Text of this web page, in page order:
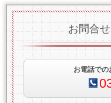
お問合
お電話での